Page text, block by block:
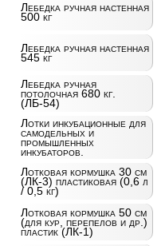
Лебедка ручная настенная
500 кг
Лебедка ручная настенная
545 кг
Лебедка ручная
потолочная 680 кг.
(ЛБ-54)
Лотки инкубационные для
самодельных и
промышленных
инкубаторов.
Лотковая кормушка 30 см
(ЛК-3) пластиковая (0,6 л
/ 0,5 кг)
Лотковая кормушка 50 см
(для кур, перепелов и др.)
пластик (ЛК-1)